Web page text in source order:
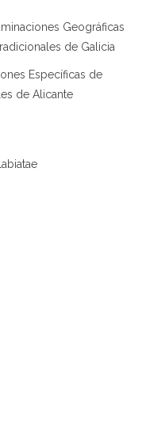
Geográficas
de Galicia
Específicas de
de Alicante